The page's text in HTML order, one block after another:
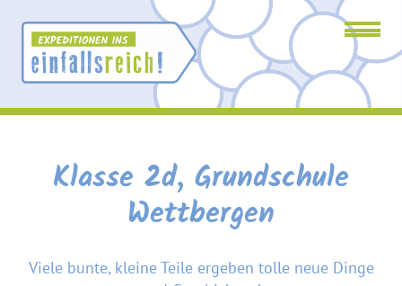
Klasse
2d,
Wettbergen
Klasse 2d, Grundschule
Wettbergen
Viele bunte, kleine Teile ergeben tolle neue Dinge